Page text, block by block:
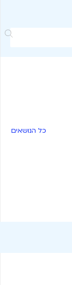

כל הנושאים